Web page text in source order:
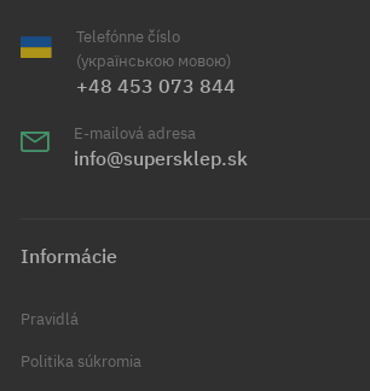
Telefónne číslo
(українською мовою)
+48 453 073 844
E-mailová adresa
info@supersklep.sk
Informácie
Pravidlá
Politika súkromia